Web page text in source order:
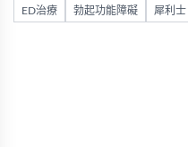
ED治療 勃起功能障礙 犀利士